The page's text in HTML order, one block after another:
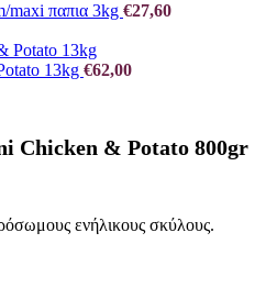
maxi παπια 3kg €27,60
13kg €62,00
Chicken & Potato 800gr
ενήλικους σκύλους.
& Potato 800gr ποσότητα